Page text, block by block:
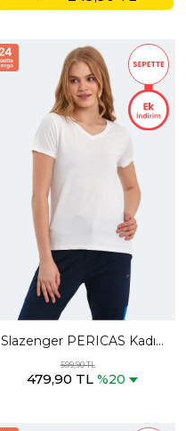
Slazenger PERICAS Kadın
V Yaka Ekru Tişört
599,90 TL
479,90 TL %20